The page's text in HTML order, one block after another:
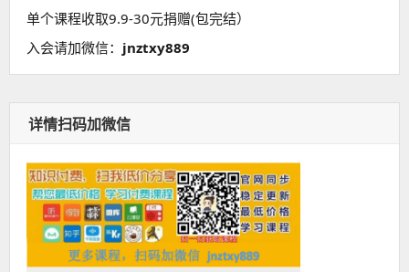
单个课程收取9.9-30元捐赠(包完结）
入会请加微信： jnztxy889
详情扫码加微信